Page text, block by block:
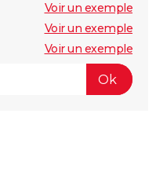
Voir un exemple
Voir un exemple
Voir un exemple